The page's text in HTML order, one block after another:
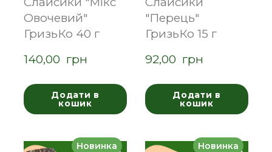
Овочевий"
ГризьКо 40 г
140,00  грн
Додати в
кошик
"Перець"
ГризьКо 15 г
92,00  грн
Додати в
кошик
Новинка Новинка